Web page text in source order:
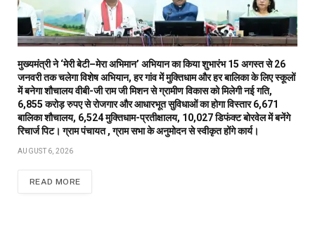
मुख्यमंत्री ने ‘मेरी बेटी–मेरा अभिमान’ अभियान का किया शुभारंभ 15 अगस्त से 26
जनवरी तक चलेगा विशेष अभियान, हर गांव में मुक्तिधाम और हर बालिका के लिए स्कूलों
में बनेगा शौचालय वीबी-जी राम जी मिशन से ग्रामीण विकास को मिलेगी नई गति,
6,855 करोड़ रुपए से रोजगार और आधारभूत सुविधाओं का होगा विस्तार 6,671
बालिका शौचालय, 6,524 मुक्तिधाम-प्रतीक्षालय, 10,027 डिफंक्ट बोरवेल में बनेंगे
रिचार्ज पिट। ग्राम पंचायत , ग्राम सभा के अनुमोदन से स्वीकृत होंगे कार्य।
AUGUST 6, 2026
READ MORE